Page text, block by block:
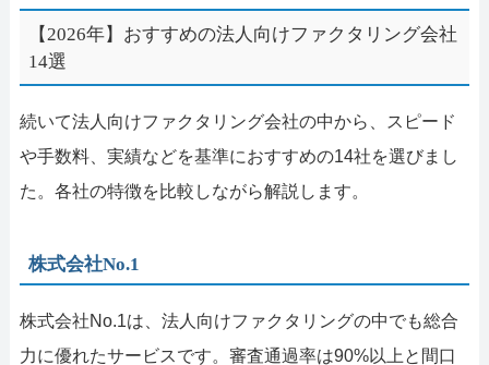
【2026年】おすすめの法人向けファクタリング会社
14選
続いて法人向けファクタリング会社の中から、スピード
や手数料、実績などを基準におすすめの14社を選びまし
た。各社の特徴を比較しながら解説します。
株式会社No.1
株式会社No.1は、法人向けファクタリングの中でも総合
力に優れたサービスです。審査通過率は90%以上と間口